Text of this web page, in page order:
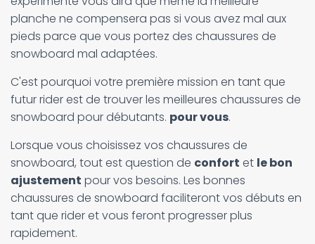
planche ne compensera pas si vous avez mal aux
pieds parce que vous portez des chaussures de
snowboard mal adaptées.
C'est pourquoi votre première mission en tant que
futur rider est de trouver les meilleures chaussures de
snowboard pour débutants. pour vous.
Lorsque vous choisissez vos chaussures de
snowboard, tout est question de confort et le bon
ajustement pour vos besoins. Les bonnes
chaussures de snowboard faciliteront vos débuts en
tant que rider et vous feront progresser plus
rapidement.